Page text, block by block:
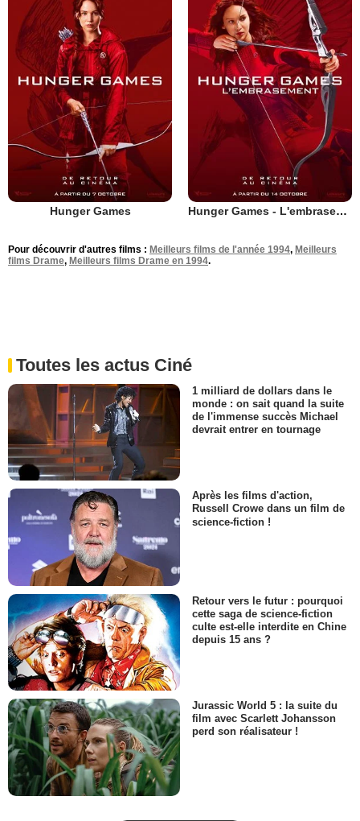
Hunger Games Hunger Games - L'embrasement
Pour découvrir d'autres films : Meilleurs films de l'année 1994, Meilleurs
films Drame, Meilleurs films Drame en 1994.
Toutes les actus Ciné
1 milliard de dollars dans le
monde : on sait quand la suite
de l'immense succès Michael
devrait entrer en tournage
Après les films d'action,
Russell Crowe dans un film de
science-fiction !
Retour vers le futur : pourquoi
cette saga de science-fiction
culte est-elle interdite en Chine
depuis 15 ans ?
Jurassic World 5 : la suite du
film avec Scarlett Johansson
perd son réalisateur !